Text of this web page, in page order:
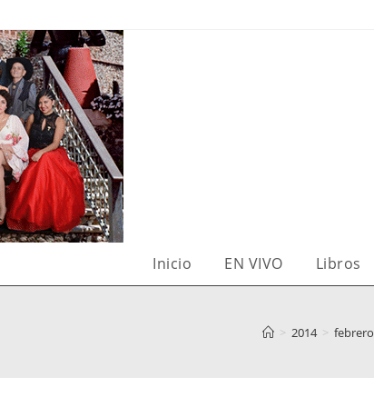
Inicio EN VIVO Libros
> 2014 > febrero